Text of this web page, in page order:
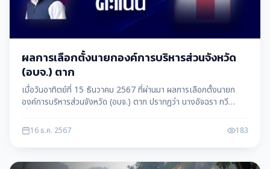
ผลการเลือกตั้งนายกองค์การบริหารส่วนจังหวัด
(อบจ.) ตาก
เมื่อวันอาทิตย์ที่ 15 ธันวาคม 2567 ที่ผ่านมา ผลการเลือกตั้งนายก
องค์การบริหารส่วนจังหวัด (อบจ.) ตาก ปรากฏว่า นางอัจฉรา ทวี
16 ธ.ค. 2567 183